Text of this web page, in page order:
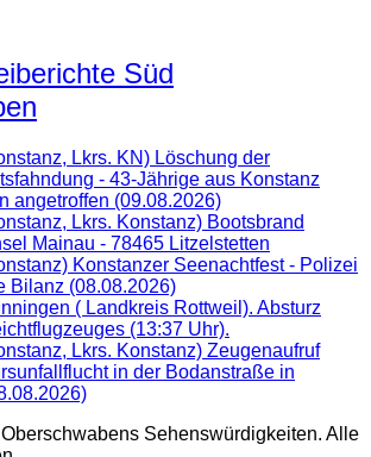
Süd
Lkrs. KN) Löschung der
- 43-Jährige aus Konstanz
angetroffen (09.08.2026)
Lkrs. Konstanz) Bootsbrand
Mainau - 78465 Litzelstetten
Konstanzer Seenachtfest - Polizei
Bilanz (08.08.2026)
( Landkreis Rottweil). Absturz
(13:37 Uhr).
Lkrs. Konstanz) Zeugenaufruf
in der Bodanstraße in
Sehenswürdigkeiten. Alle